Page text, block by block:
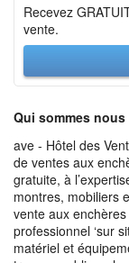
Recevez
vente.
Qui sommes nous
ave - Hôtel des
de ventes aux
gratuite, à
montres, mobiliers
vente aux
professionnel ‘sur
matériel et